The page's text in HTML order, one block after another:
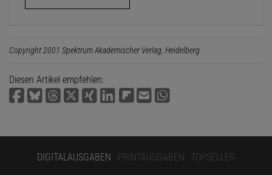
Copyright 2001 Spektrum Akademischer Verlag, Heidelberg
Diesen Artikel empfehlen:
DIGITALAUSGABEN PRINTAUSGABEN TOPSELLER